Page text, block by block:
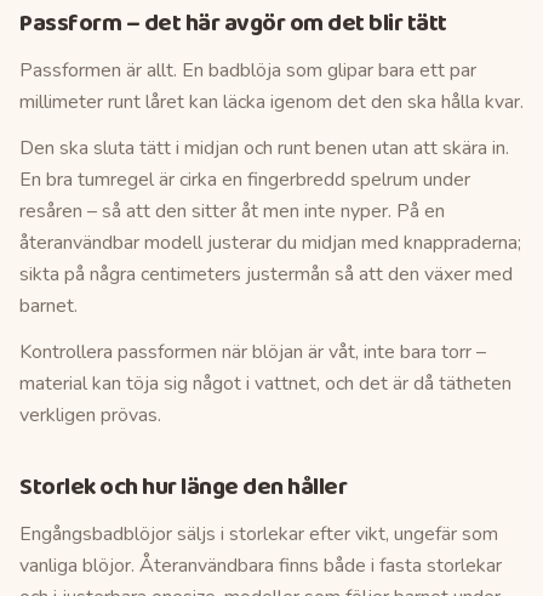
Passform – det här avgör om det blir tätt
Passformen är allt. En badblöja som glipar bara ett par
millimeter runt låret kan läcka igenom det den ska hålla kvar.
Den ska sluta tätt i midjan och runt benen utan att skära in.
En bra tumregel är cirka en fingerbredd spelrum under
resåren – så att den sitter åt men inte nyper. På en
återanvändbar modell justerar du midjan med knappraderna;
sikta på några centimeters justermån så att den växer med
barnet.
Kontrollera passformen när blöjan är våt, inte bara torr –
material kan töja sig något i vattnet, och det är då tätheten
verkligen prövas.
Storlek och hur länge den håller
Engångsbadblöjor säljs i storlekar efter vikt, ungefär som
vanliga blöjor. Återanvändbara finns både i fasta storlekar